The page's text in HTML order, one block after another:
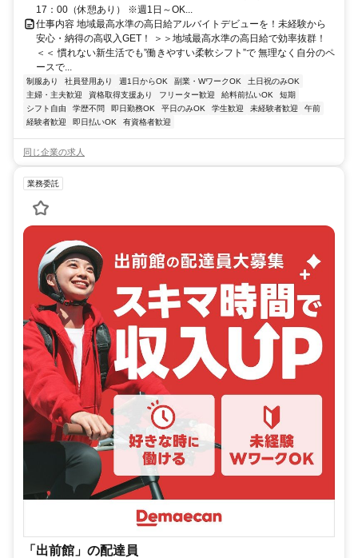
17：00（休憩あり） ※週1日～OK...
仕事内容 地域最高水準の高日給アルバイトデビューを！未経験から
安心・納得の高収入GET！ ＞＞地域最高水準の高日給で効率抜群！
＜＜ 慣れない新生活でも”働きやすい柔軟シフト”で 無理なく自分のペ
ースで...
制服あり 社員登用あり 週1日からOK 副業・WワークOK
土日祝のみOK
主婦・主夫歓迎
資格取得支援あり フリーター歓迎 給料前払いOK
短期
シフト自由
学歴不問 即日勤務OK 平日のみOK 学生歓迎 未経験者歓迎
午前
経験者歓迎
即日払いOK 有資格者歓迎
同じ企業の求人
業務委託
「出前館」の配達員